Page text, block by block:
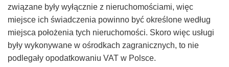
związane były wyłącznie z nieruchomościami, więc
miejsce ich świadczenia powinno być określone według
miejsca położenia tych nieruchomości. Skoro więc usługi
były wykonywane w ośrodkach zagranicznych, to nie
podlegały opodatkowaniu VAT w Polsce.